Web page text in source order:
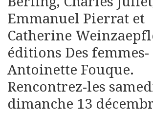
Emmanuel Pierrat et
Catherine
éditions Des femmes-
Antoinette Fouque.
Rencontrez-les
dimanche 13